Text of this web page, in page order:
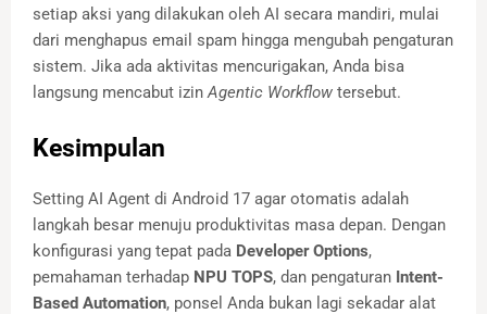
setiap aksi yang dilakukan oleh AI secara mandiri, mulai
dari menghapus email spam hingga mengubah pengaturan
sistem. Jika ada aktivitas mencurigakan, Anda bisa
langsung mencabut izin Agentic Workflow tersebut.
Kesimpulan
Setting AI Agent di Android 17 agar otomatis adalah
langkah besar menuju produktivitas masa depan. Dengan
konfigurasi yang tepat pada Developer Options,
pemahaman terhadap NPU TOPS, dan pengaturan Intent-
Based Automation, ponsel Anda bukan lagi sekadar alat